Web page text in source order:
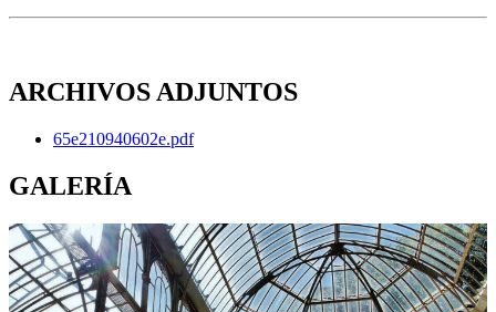
ARCHIVOS ADJUNTOS
65e210940602e.pdf
GALERÍA